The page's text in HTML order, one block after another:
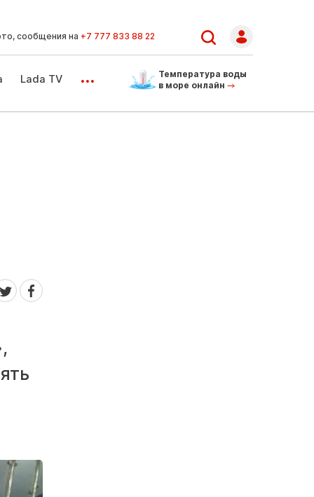
сообщения на +7 777 833 88 22
Lada TV ...
Температура воды
в море онлайн